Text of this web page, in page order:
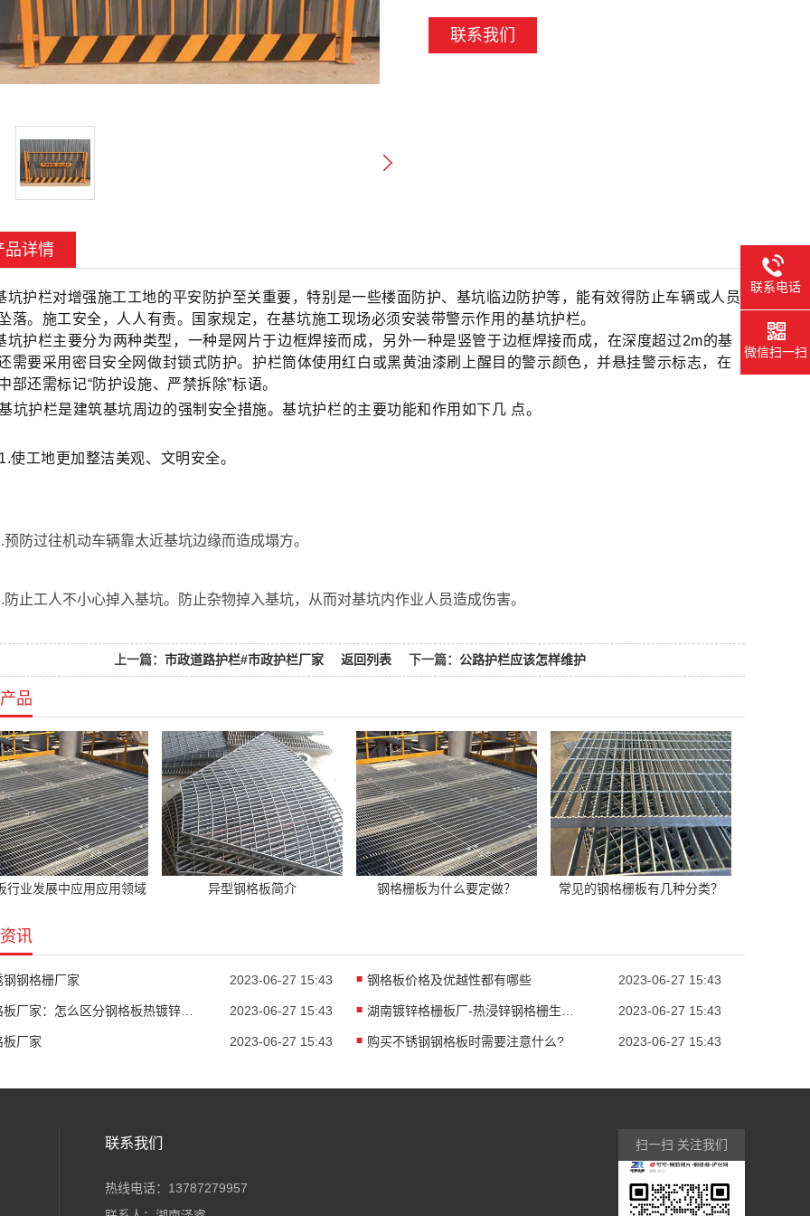
联系我们
品详情
坑护栏对增强施工工地的平安防护至关重要，特别是一些楼面防护、基坑临边防护等，能有效得防止车辆或人员
落。施工安全，人人有责。国家规定，在基坑施工现场必须安装带警示作用的基坑护栏。
坑护栏主要分为两种类型，一种是网片于边框焊接而成，另外一种是竖管于边框焊接而成，在深度超过2m的基
需要采用密目安全网做封锁式防护。护栏筒体使用红白或黑黄油漆刷上醒目的警示颜色，并悬挂警示标志，在
部还需标记“防护设施、严禁拆除”标语。
坑护栏是建筑基坑周边的强制安全措施。基坑护栏的主要功能和作用如下几 点。
使工地更加整洁美观、文明安全。
预防过往机动车辆靠太近基坑边缘而造成塌方。
防止工人不小心掉入基坑。防止杂物掉入基坑，从而对基坑内作业人员造成伤害。
上一篇： 市政道路护栏#市政护栏厂家 返回列表 下一篇： 公路护栏应该怎样维护
品
行业发展中应用应用领域 异型钢格板简介 钢格栅板为什么要定做？ 常见的钢格栅板有几种分类？
讯
钢钢格栅厂家 2023-06-27 15:43 钢格板价格及优越性都有哪些 2023-06-27 15:43
2023-06-27 15:43 2023-06-27 15:43
板厂家 2023-06-27 15:43 购买不锈钢钢格板时需要注意什么? 2023-06-27 15:43
联系我们
热线电话：13787279957
扫一扫 关注我们
联系电话
微信扫一扫